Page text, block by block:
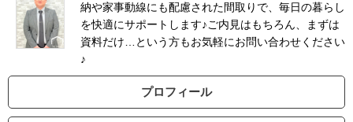
納や家事動線にも配慮された間取りで、毎日の暮らし
を快適にサポートします♪ご内見はもちろん、まずは
資料だけ…という方もお気軽にお問い合わせください
♪
プロフィール